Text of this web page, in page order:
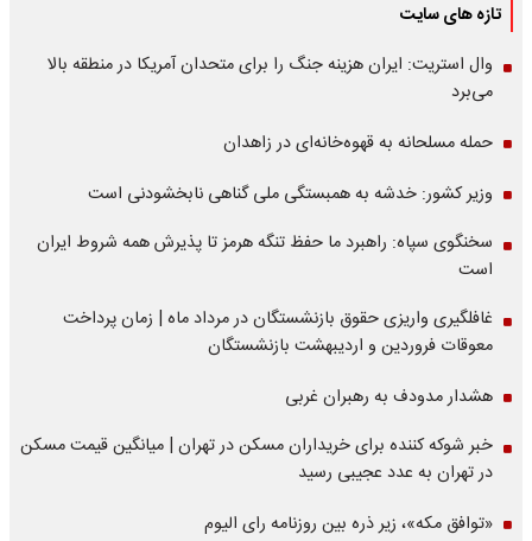
تازه های سایت
وال استریت: ایران هزینه جنگ را برای متحدان آمریکا در منطقه بالا
می‌برد
حمله مسلحانه به قهوه‌خانه‌ای در زاهدان
وزیر کشور: خدشه به همبستگی ملی گناهی نابخشودنی است
سخنگوی سپاه: راهبرد ما حفظ تنگه هرمز تا پذیرش همه شروط ایران
است
غافلگیری واریزی حقوق بازنشستگان در مرداد ماه | زمان پرداخت
معوقات فروردین و اردیبهشت بازنشستگان
هشدار مدودف به رهبران غربی
خبر شوکه کننده برای خریداران مسکن در تهران | میانگین قیمت مسکن
در تهران به عدد عجیبی رسید
«توافق مکه»، زیر ذره بین روزنامه رای الیوم